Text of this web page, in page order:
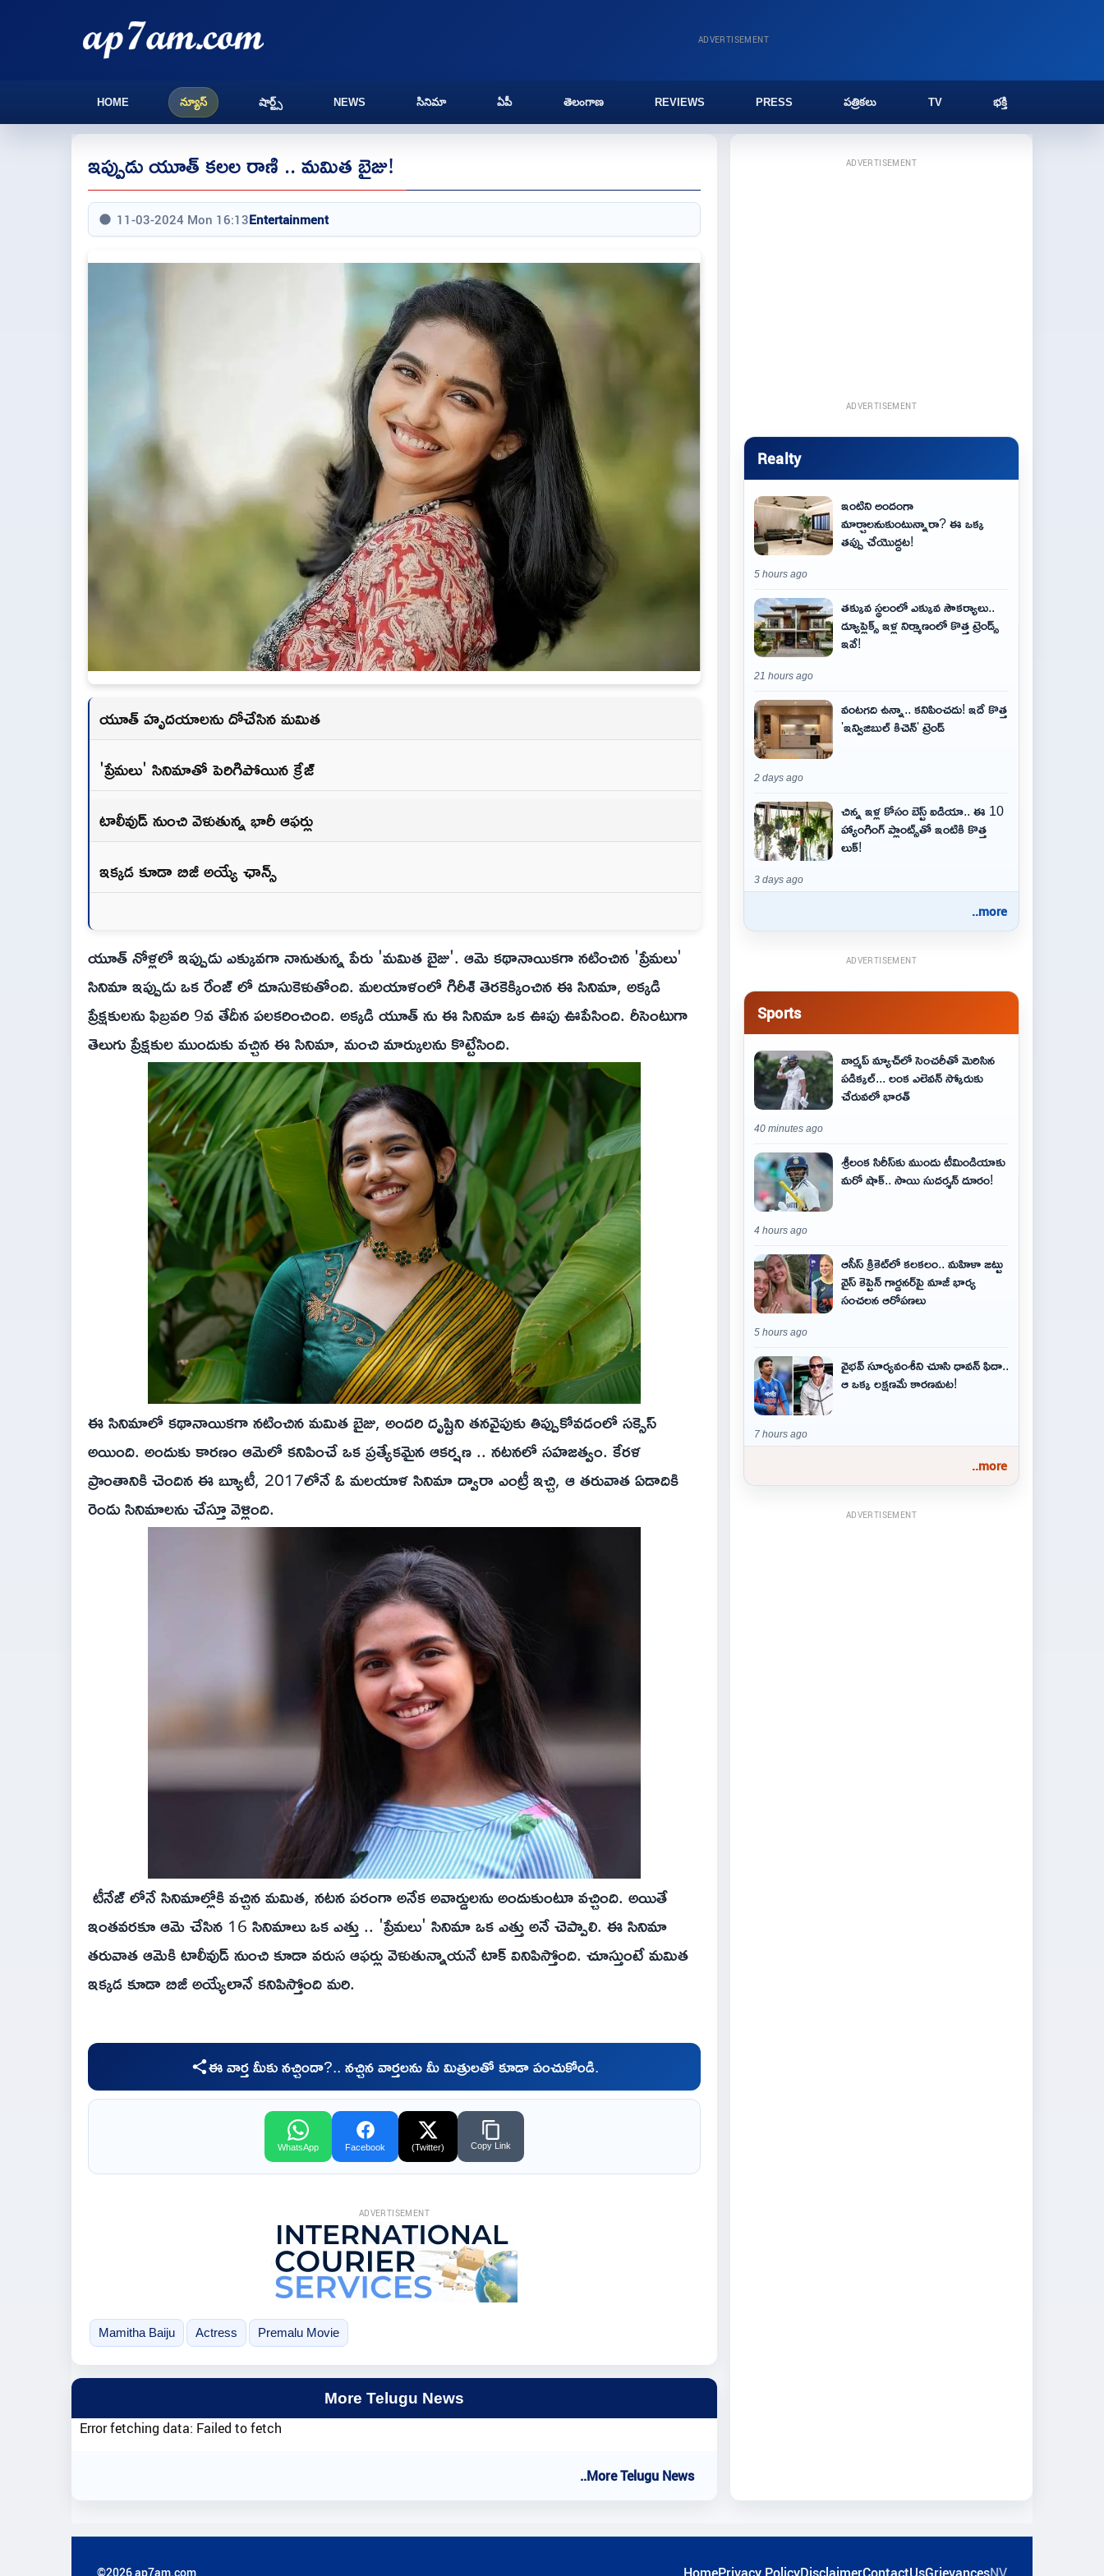
ADVERTISEMENT
HOME న్యూస్ షార్ట్స్ NEWS సినిమా ఏపీ తెలంగాణ REVIEWS PRESS పత్రికలు TV భక్తి
ఇప్పుడు యూత్ కలల రాణి .. మమిత బైజు!
11-03-2024 Mon 16:13Entertainment
యూత్ హృదయాలను దోచేసిన మమిత
'ప్రేమలు' సినిమాతో పెరిగిపోయిన క్రేజ్
టాలీవుడ్ నుంచి వెళుతున్న భారీ ఆఫర్లు
ఇక్కడ కూడా బిజీ అయ్యే ఛాన్స్
యూత్ నోళ్లలో ఇప్పుడు ఎక్కువగా నానుతున్న పేరు 'మమిత బైజు'. ఆమె కథానాయికగా నటించిన 'ప్రేమలు'
సినిమా ఇప్పుడు ఒక రేంజ్ లో దూసుకెళుతోంది. మలయాళంలో గిరీశ్ తెరకెక్కించిన ఈ సినిమా, అక్కడి
ప్రేక్షకులను ఫిబ్రవరి 9వ తేదీన పలకరించింది. అక్కడి యూత్ ను ఈ సినిమా ఒక ఊపు ఊపేసింది. రీసెంటుగా
తెలుగు ప్రేక్షకుల ముందుకు వచ్చిన ఈ సినిమా, మంచి మార్కులను కొట్టేసింది.
ఈ సినిమాలో కథానాయికగా నటించిన మమిత బైజు, అందరి దృష్టిని తనవైపుకు తిప్పుకోవడంలో సక్సెస్
అయింది. అందుకు కారణం ఆమెలో కనిపించే ఒక ప్రత్యేకమైన ఆకర్షణ .. నటనలో సహజత్వం. కేరళ
ప్రాంతానికి చెందిన ఈ బ్యూటీ, 2017లోనే ఓ మలయాళ సినిమా ద్వారా ఎంట్రీ ఇచ్చి, ఆ తరువాత ఏడాదికి
రెండు సినిమాలను చేస్తూ వెళ్లింది.
టీనేజ్ లోనే సినిమాల్లోకి వచ్చిన మమిత, నటన పరంగా అనేక అవార్డులను అందుకుంటూ వచ్చింది. అయితే
ఇంతవరకూ ఆమె చేసిన 16 సినిమాలు ఒక ఎత్తు .. 'ప్రేమలు' సినిమా ఒక ఎత్తు అనే చెప్పాలి. ఈ సినిమా
తరువాత ఆమెకి టాలీవుడ్ నుంచి కూడా వరుస ఆఫర్లు వెళుతున్నాయనే టాక్ వినిపిస్తోంది. చూస్తుంటే మమిత
ఇక్కడ కూడా బిజీ అయ్యేలానే కనిపిస్తోంది మరి.
ఈ వార్త మీకు నచ్చిందా?.. నచ్చిన వార్తలను మీ మిత్రులతో కూడా పంచుకోండి.
WhatsApp Facebook (Twitter) Copy Link
ADVERTISEMENT
Mamitha Baiju Actress Premalu Movie
More Telugu News
Error fetching data: Failed to fetch
..More Telugu News
ADVERTISEMENT
ADVERTISEMENT
Realty
ఇంటిని అందంగా
మార్చాలనుకుంటున్నారా? ఈ ఒక్క
తప్పు చేయొద్దట!
5 hours ago
తక్కువ స్థలంలో ఎక్కువ సౌకర్యాలు..
డ్యూప్లెక్స్ ఇళ్ల నిర్మాణంలో కొత్త ట్రెండ్స్
ఇవే!
21 hours ago
వంటగది ఉన్నా.. కనిపించదు! ఇదే కొత్త
'ఇన్విజిబుల్ కిచెన్' ట్రెండ్
2 days ago
చిన్న ఇళ్ల కోసం బెస్ట్ ఐడియా.. ఈ 10
హ్యాంగింగ్ ప్లాంట్స్‌తో ఇంటికి కొత్త
లుక్!
3 days ago
..more
ADVERTISEMENT
Sports
వార్మప్ మ్యాచ్‌లో సెంచరీతో మెరిసిన
పడిక్కల్... లంక ఎలెవన్ స్కోరుకు
చేరువలో భారత్
40 minutes ago
శ్రీలంక సిరీస్‌కు ముందు టీమిండియాకు
మరో షాక్‌.. సాయి సుదర్శన్‌ దూరం!
4 hours ago
ఆసీస్ క్రికెట్‌లో కలకలం.. మహిళా జట్టు
వైస్ కెప్టెన్ గార్డనర్‌పై మాజీ భార్య
సంచలన ఆరోపణలు
5 hours ago
వైభవ్‌ సూర్యవంశీని చూసి ధావన్‌ ఫిదా..
ఆ ఒక్క లక్షణమే కారణమట!
7 hours ago
..more
ADVERTISEMENT
©2026 ap7am.com HomePrivacy PolicyDisclaimerContactUsGrievancesNV